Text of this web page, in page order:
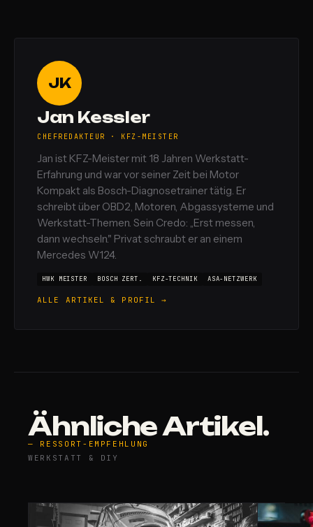
JK
Jan Kessler
CHEFREDAKTEUR · KFZ-MEISTER
Jan ist KFZ-Meister mit 18 Jahren Werkstatt-
Erfahrung und war vor seiner Zeit bei Motor
Kompakt als Bosch-Diagnosetrainer tätig. Er
schreibt über OBD2, Motoren, Abgassysteme und
Werkstatt-Themen. Sein Credo: „Erst messen,
dann wechseln." Privat schraubt er an einem
Mercedes W124.
HWK MEISTER BOSCH ZERT. KFZ-TECHNIK ASA-NETZWERK
ALLE ARTIKEL & PROFIL →
Ähnliche Artikel.
— RESSORT-EMPFEHLUNG
WERKSTATT & DIY